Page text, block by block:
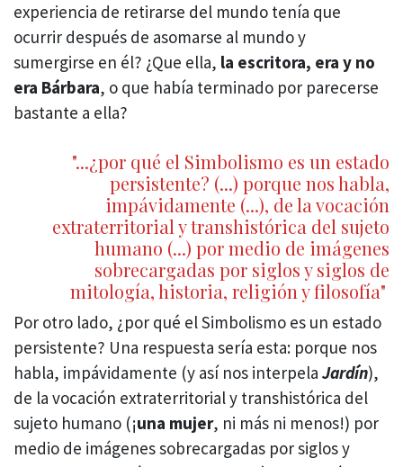
experiencia de retirarse del mundo tenía que
ocurrir después de asomarse al mundo y
sumergirse en él? ¿Que ella, la escritora, era y no
era Bárbara, o que había terminado por parecerse
bastante a ella?
"...¿por qué el Simbolismo es un estado
persistente? (...) porque nos habla,
impávidamente (...), de la vocación
extraterritorial y transhistórica del sujeto
humano (...) por medio de imágenes
sobrecargadas por siglos y siglos de
mitología, historia, religión y filosofía"
Por otro lado, ¿por qué el Simbolismo es un estado
persistente? Una respuesta sería esta: porque nos
habla, impávidamente (y así nos interpela Jardín),
de la vocación extraterritorial y transhistórica del
sujeto humano (¡una mujer, ni más ni menos!) por
medio de imágenes sobrecargadas por siglos y